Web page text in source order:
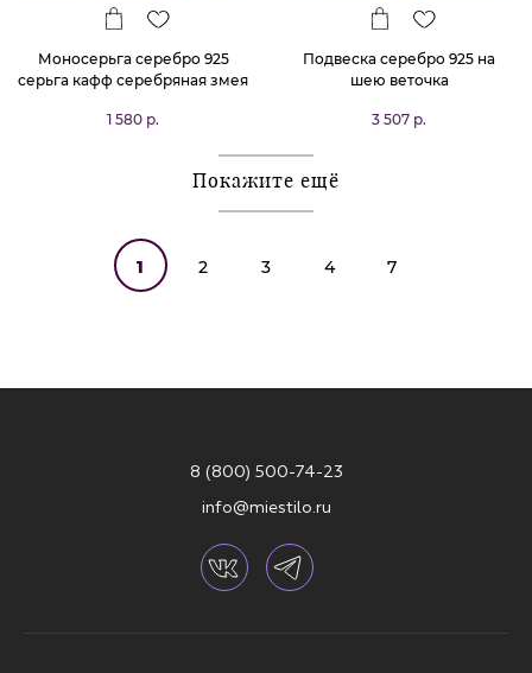
Моносерьга серебро 925
серьга кафф серебряная змея
1 580 р.
Подвеска серебро 925 на
шею веточка
3 507 р.
Покажите ещё
1 2 3 4 7
8 (800) 500-74-23
info@miestilo.ru